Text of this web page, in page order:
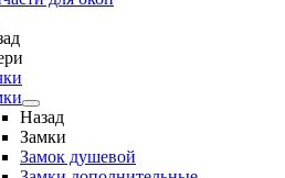
Назад
Замки
Замок душевой